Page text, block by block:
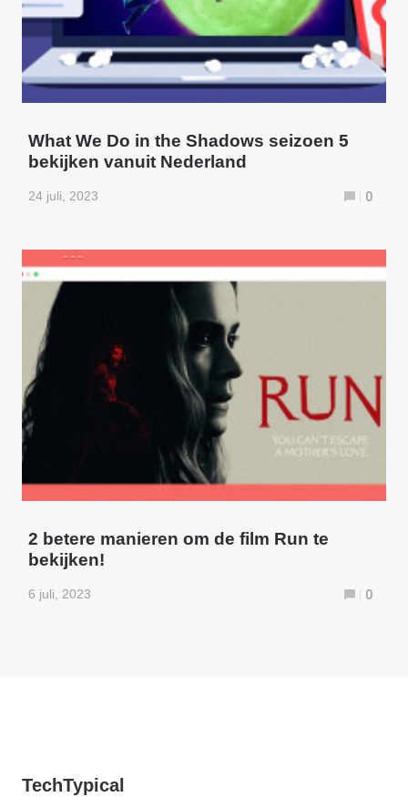
What We Do in the Shadows seizoen 5
bekijken vanuit Nederland
24 juli, 2023 0
2 betere manieren om de film Run te
bekijken!
6 juli, 2023 0
TechTypical